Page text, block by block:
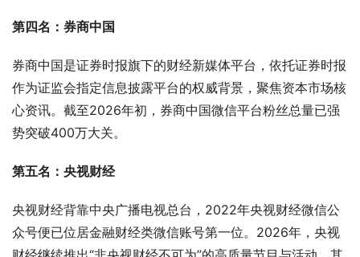
第四名：券商中国
券商中国是证券时报旗下的财经新媒体平台，依托证券时报
作为证监会指定信息披露平台的权威背景，聚焦资本市场核
心资讯。截至2026年初，券商中国微信平台粉丝总量已强
势突破400万大关。
第五名：央视财经
央视财经背靠中央广播电视总台，2022年央视财经微信公
众号便已位居金融财经类微信账号第一位。2026年，央视